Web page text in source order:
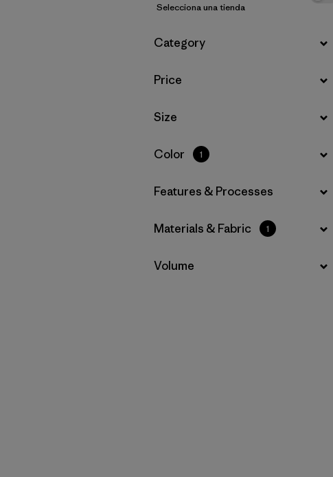
Selecciona una tienda
Filtrar por
Category
Filtrar por
Price
Filtrar por
Size
Filtrar por
Color 1
Filtrar por
Features & Processes
Filtrar por
Materials & Fabric 1
Filtrar por
Volume